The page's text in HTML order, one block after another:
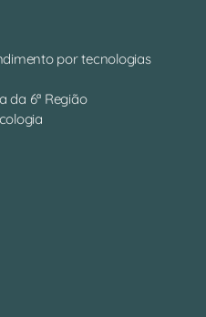
por tecnologias
da 6ª Região